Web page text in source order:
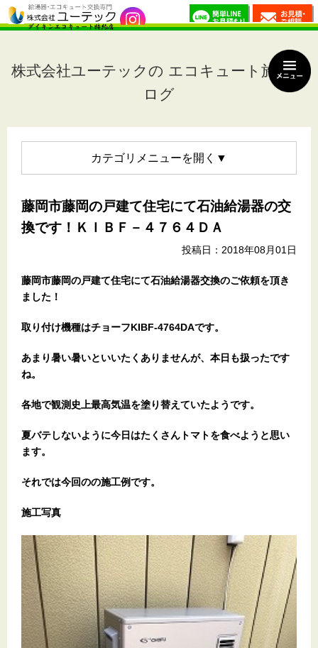
株式会社ユーテックの エコキュート施工ブ
ログ
カテゴリメニュー
藤岡市藤岡の戸建て住宅にて石油給湯器の交
換です！ＫＩＢＦ－４７６４ＤＡ
投稿日：2018年08月01日
藤岡市藤岡の戸建て住宅にて石油給湯器交換のご依頼を頂き
ました！
取り付け機種はチョーフKIBF-4764DAです。
あまり暑い暑いといいたくありませんが、本日も扱ったです
ね。
各地で観測史上最高気温を塗り替えていたようです。
夏バテしないように今日はたくさんトマトを食べようと思い
ます。
それでは今回のの施工例です。
施工写真